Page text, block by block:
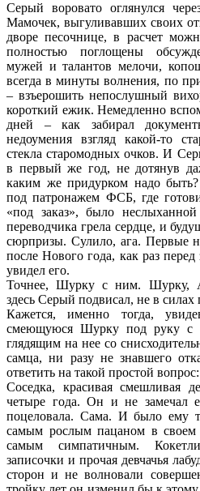
Серый воровато оглянулся
Мамочек, выгуливавших своих
дворе песочнице, в расчет
полностью поглощены
мужей и талантов мелочи,
всегда в минуты волнения, по
– взъерошить непослушный
короткий ежик. Немедленно
дней – как забирал
недоумения взгляд какой-то
стекла старомодных очков. И
в первый же год, не дотянув
каким же придурком надо
под патронажем ФСБ, где
«под заказ», было
переводчика грела сердце, и
сюрпризы. Сулило, ага. Первые
после Нового года, как раз
увидел его.
Точнее, Шурку с ним. Шурку,
здесь Серый подвисал, не в силах
Кажется, именно тогда,
смеющуюся Шурку под руку с
глядящим на нее со
самца, ни разу не знавшего
ответить на такой простой
Соседка, красивая смешливая
четыре года. Он и не замечал
поцеловала. Сама. И было ему
самым рослым пацаном в
самым симпатичным.
записочки и прочая девчачья
сторон и не волновали